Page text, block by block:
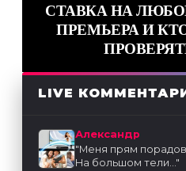
СТАВКА НА
ПРЕМЬЕРА И
LIVE
Александр
"Меня прям
На большом тели..."